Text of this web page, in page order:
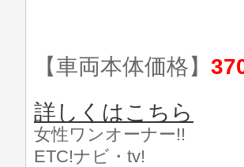
【車両本体価格】
詳しくはこちら
女性ワンオーナー!!
ETC!ナビ・tv!